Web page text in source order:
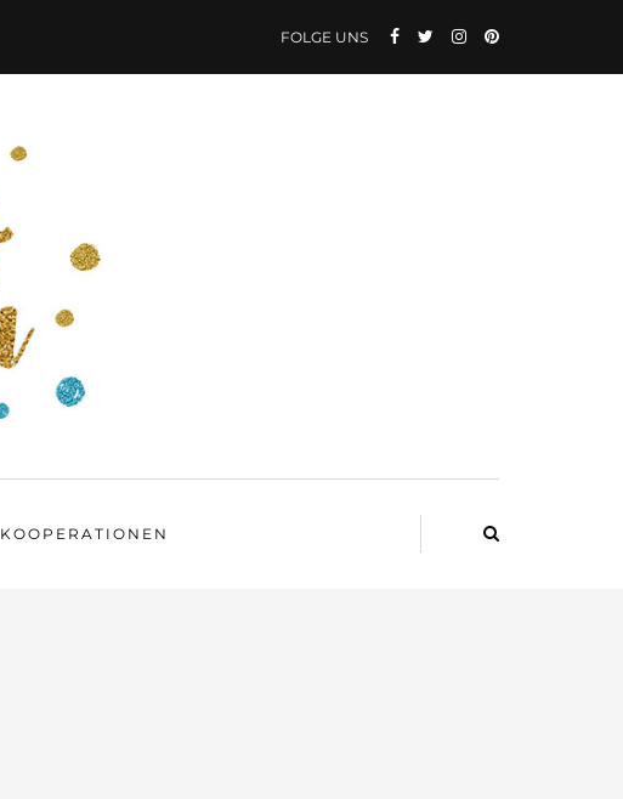
FOLGE UNS
KOOPERATIONEN